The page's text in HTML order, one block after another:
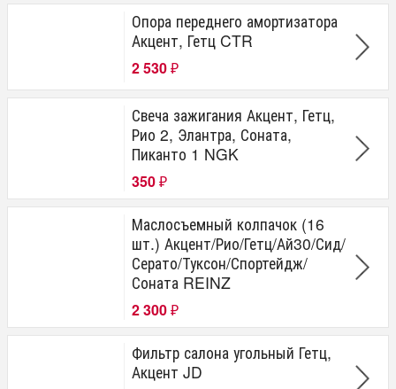
Опора переднего амортизатора
Акцент, Гетц CTR
2 530 ₽
Свеча зажигания Акцент, Гетц,
Рио 2, Элантра, Соната,
Пиканто 1 NGK
350 ₽
Маслосъемный колпачок (16
шт.) Акцент/Рио/Гетц/Ай30/Сид/
Серато/Туксон/Спортейдж/
Соната REINZ
2 300 ₽
Фильтр салона угольный Гетц,
Акцент JD